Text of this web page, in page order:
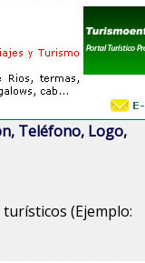
Teléfono, Logo,
(Ejemplo: